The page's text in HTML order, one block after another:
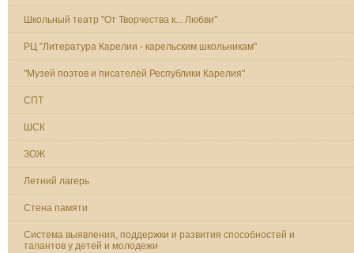
Школьный театр "От Творчества к... Любви"
РЦ "Литература Карелии - карельским школьникам"
"Музей поэтов и писателей Республики Карелия"
СПТ
ШСК
ЗОЖ
Летний лагерь
Стена памяти
Система выявления, поддержки и развития способностей и
талантов у детей и молодежи